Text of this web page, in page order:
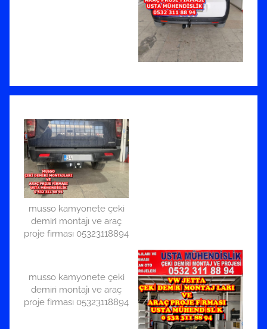
musso kamyonete çeki
demiri montajı ve araç
proje firması 05323118894
musso kamyonete çeki
demiri montajı ve araç
proje firması 05323118894